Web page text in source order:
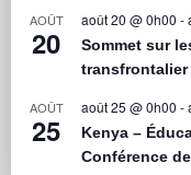
AOÛT
20
août 20 @ 0h00 -
Sommet sur
transfrontalier
AOÛT
25
août 25 @ 0h00 -
Kenya –
Conférence